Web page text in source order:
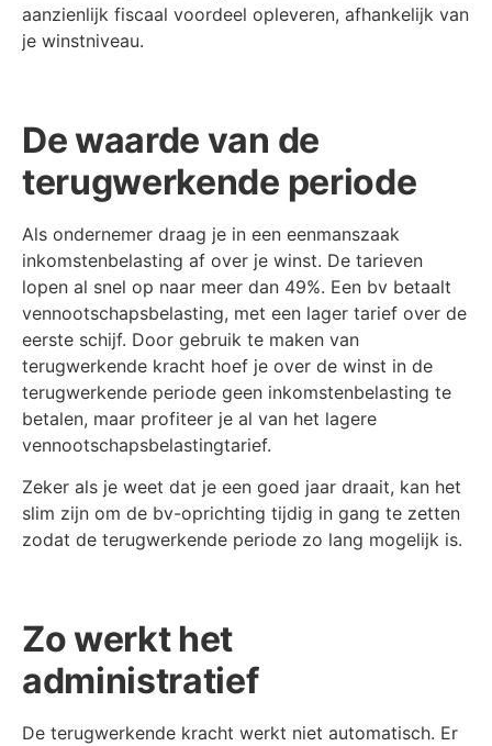
aanzienlijk fiscaal voordeel opleveren, afhankelijk van
je winstniveau.
De waarde van de
terugwerkende periode
Als ondernemer draag je in een eenmanszaak
inkomstenbelasting af over je winst. De tarieven
lopen al snel op naar meer dan 49%. Een bv betaalt
vennootschapsbelasting, met een lager tarief over de
eerste schijf. Door gebruik te maken van
terugwerkende kracht hoef je over de winst in de
terugwerkende periode geen inkomstenbelasting te
betalen, maar profiteer je al van het lagere
vennootschapsbelastingtarief.
Zeker als je weet dat je een goed jaar draait, kan het
slim zijn om de bv-oprichting tijdig in gang te zetten
zodat de terugwerkende periode zo lang mogelijk is.
Zo werkt het
administratief
De terugwerkende kracht werkt niet automatisch. Er